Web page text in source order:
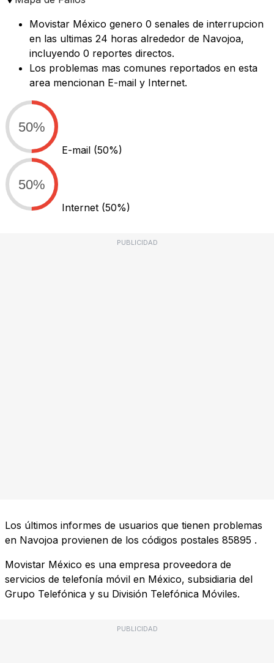
Movistar México genero 0 senales de interrupcion
en las ultimas 24 horas alrededor de Navojoa,
incluyendo 0 reportes directos.
Los problemas mas comunes reportados en esta
area mencionan E-mail y Internet.
50%
E-mail (50%)
50%
Internet (50%)
PUBLICIDAD
Los últimos informes de usuarios que tienen problemas
en Navojoa provienen de los códigos postales 85895 .
Movistar México es una empresa proveedora de
servicios de telefonía móvil en México, subsidiaria del
Grupo Telefónica y su División Telefónica Móviles.
PUBLICIDAD